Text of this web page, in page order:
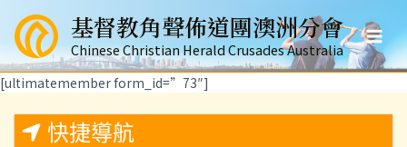
要
內
基督教角聲佈道團澳洲分會
Chinese Christian Herald Crusades Australia
Main
快捷導航
[ultimatemember form_id=”73″]